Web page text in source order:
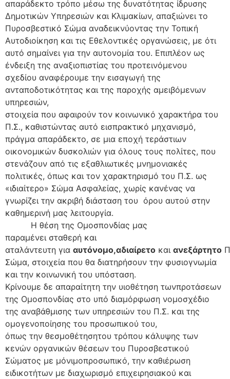
απαράδεκτο τρόπο μέσω της δυνατότητας ίδρυσης
Δημοτικών Υπηρεσιών και Κλιμακίων, απαξιώνει το
Πυροσβεστικό Σώμα αναδεικνύοντας την Τοπική
Αυτοδιοίκηση και τις Εθελοντικές οργανώσεις, με ότι
αυτό σημαίνει για την αυτονομία του. Επιπλέον ως
ένδειξη της αναξιοπιστίας του προτεινόμενου
σχεδίου αναφέρουμε την εισαγωγή της
ανταποδοτικότητας και της παροχής αμειβόμενων
υπηρεσιών,
στοιχεία που αφαιρούν τον κοινωνικό χαρακτήρα του
Π.Σ., καθιστώντας αυτό εισπρακτικό μηχανισμό,
πράγμα απαράδεκτο, σε μια εποχή τεράστιων
οικονομικών δυσκολιών για όλους τους πολίτες, που
στενάζουν από τις εξαθλιωτικές μνημονιακές
πολιτικές, όπως και τον χαρακτηρισμό του Π.Σ. ως
«ιδιαίτερο» Σώμα Ασφαλείας, χωρίς κανένας να
γνωρίζει την ακριβή διάσταση του όρου αυτού στην
καθημερινή μας λειτουργία.
Η θέση της Ομοσπονδίας μας
παραμένει σταθερή και
αταλάντευτη για αυτόνομο,αδιαίρετο και ανεξάρτητο
Σώμα, στοιχεία που θα διατηρήσουν την φυσιογνωμία
και την κοινωνική του υπόσταση.
Κρίνουμε δε απαραίτητη την υιοθέτηση τωνπροτάσεων
της Ομοσπονδίας στο υπό διαμόρφωση νομοσχέδιο
της αναβάθμισης των υπηρεσιών του Π.Σ. και της
ομογενοποίησης του προσωπικού του,
όπως την θεσμοθέτησητου τρόπου κάλυψης των
κενών οργανικών θέσεων του Πυροσβεστικού
Σώματος με μόνιμοπροσωπικό, την καθιέρωση
ειδικοτήτων με διαχωρισμό επιχειρησιακού και